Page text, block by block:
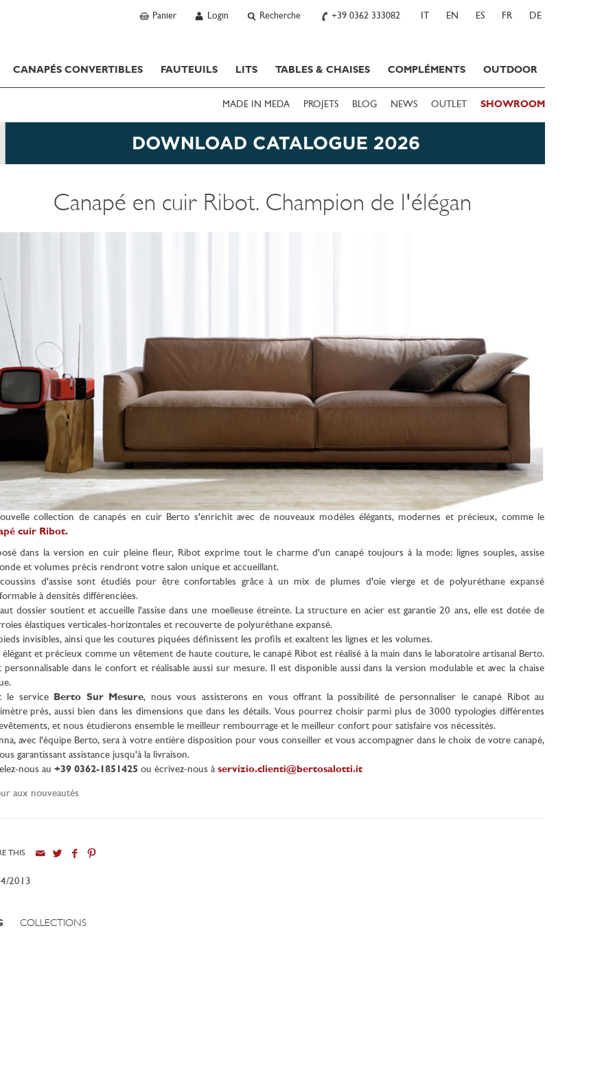
Panier Login Recherche +39 0362 333082 IT EN ES FR DE
CANAPÉS CONVERTIBLES FAUTEUILS LITS TABLES & CHAISES COMPLÉMENTS OUTDOOR
MADE IN MEDA PROJETS BLOG NEWS OUTLET SHOWROOM
Canapé en cuir Ribot. Champion de l'élégan
collection de canapés en cuir Berto s'enrichit avec de nouveaux modèles élégants, modernes et précieux, comme le
cuir Ribot.
dans la version en cuir pleine fleur, Ribot exprime tout le charme d'un canapé toujours à la mode: lignes souples, assise
et volumes précis rendront votre salon unique et accueillant.
d'assise sont étudiés pour être confortables grâce à un mix de plumes d'oie vierge et de polyuréthane expansé
à densités différenciées.
dossier soutient et accueille l'assise dans une moelleuse étreinte. La structure en acier est garantie 20 ans, elle est dotée de
élastiques verticales-horizontales et recouverte de polyuréthane expansé.
invisibles, ainsi que les coutures piquées définissent les profils et exaltent les lignes et les volumes.
élégant et précieux comme un vêtement de haute couture, le canapé Ribot est réalisé à la main dans le laboratoire artisanal Berto.
personnalisable dans le confort et réalisable aussi sur mesure. Il est disponible aussi dans la version modulable et avec la chaise
le service
Berto Sur Mesure, nous vous assisterons en vous offrant la possibilité de personnaliser le canapé Ribot au
près, aussi bien dans les dimensions que dans les détails. Vous pourrez choisir parmi plus de 3000 typologies différentes
et nous étudierons ensemble le meilleur rembourrage et le meilleur confort pour satisfaire vos nécessités.
avec l'équipe Berto, sera à votre entière disposition pour vous conseiller et vous accompagner dans le choix de votre canapé,
garantissant assistance jusqu'à la livraison.
nous au +39 0362-1851425 ou écrivez-nous à servizio.clienti@bertosalotti.it
aux nouveautés
THIS
2013
COLLECTIONS